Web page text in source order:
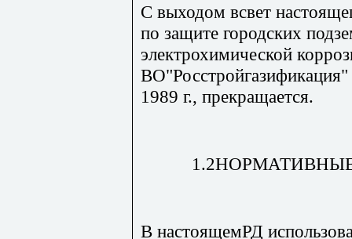
С выходом всвет
по защите городских
электрохимической
1989 г., прекращается.
В настоящемРД